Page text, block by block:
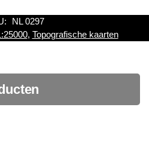
NL 0297
, Topografische kaarten